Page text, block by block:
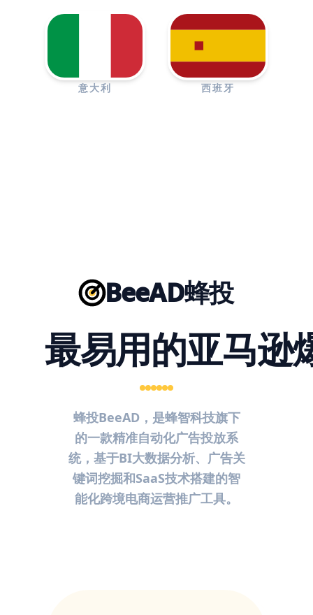
意大利 西班牙
BeeAD蜂投
最易用的亚马逊
蜂投BeeAD，是蜂智科技旗下
的一款精准自动化广告投放系
统，基于BI大数据分析、广告关
键词挖掘和SaaS技术搭建的智
能化跨境电商运营推广工具。